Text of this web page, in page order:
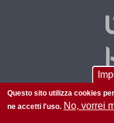
© 2026
Questo sito utilizza cookies
ne accetti l'uso. No, vorrei